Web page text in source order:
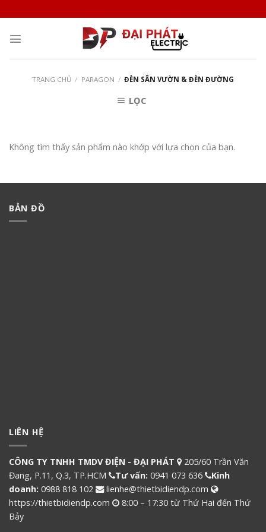
to
content
TRANG CHỦ / PARAGON / ĐÈN SÂN VƯỜN & ĐÈN ĐƯỜNG
LỌC
Không tìm thấy sản phẩm nào khớp với lựa chọn của bạn.
BẢN ĐỒ
LIÊN HỆ
CÔNG TY TNHH TMDV ĐIỆN - ĐẠI PHÁT
205/60 Trần Văn
Đang, P.11, Q.3, TP.HCM
Tư vấn: 0941 073 636
Kinh
doanh: 0988 818 102
lienhe@thietbidiendp.com
https://thietbidiendp.com
8:00 – 17:30 từ Thứ Hai đến Thứ
Bảy